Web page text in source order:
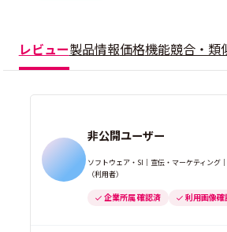
レビュー製品情報価格機能競合・類
非公開ユーザー
ソフトウェア・SI｜宣伝・マーケティング
（利用者）
企業所属 確認済 利用画像確